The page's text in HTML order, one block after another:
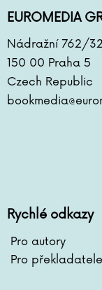
EUROMEDIA
Nádražní 762/32
150 00 Praha 5
Czech Republic
Rychlé odkazy
Pro autory
Pro překladatele